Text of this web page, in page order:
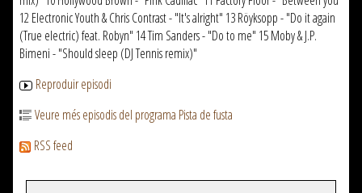
12 Electronic Youth & Chris Contrast - "It's alright" 13 Röyksopp - "Do it again
(True electric) feat. Robyn" 14 Tim Sanders - "Do to me" 15 Moby & J.P.
Bimeni - "Should sleep (DJ Tennis remix)"
Reproduir episodi
Veure més episodis del programa Pista de fusta
RSS feed